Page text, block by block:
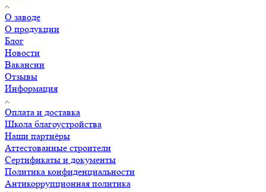
О заводе
О продукции
Блог
Новости
Вакансии
Отзывы
Информация
Оплата и доставка
Школа благоустройства
Наши партнёры
Аттестованные строители
Сертификаты и документы
Политика конфиденциальности
Антикоррупционная политика